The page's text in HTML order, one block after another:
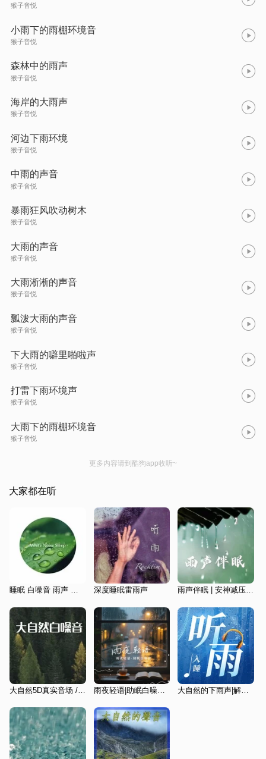
猴子音悦
小雨下的雨棚环境音
猴子音悦
森林中的雨声
猴子音悦
海岸的大雨声
猴子音悦
河边下雨环境
猴子音悦
中雨的声音
猴子音悦
暴雨狂风吹动树木
猴子音悦
大雨的声音
猴子音悦
大雨淅淅的声音
猴子音悦
瓢泼大雨的声音
猴子音悦
下大雨的噼里啪啦声
猴子音悦
打雷下雨环境声
猴子音悦
大雨下的雨棚环境音
猴子音悦
更多内容请到酷狗app收听~
大家都在听
睡眠 白噪音 雨声 自然森林氛围之声 深度睡眠雷雨声 雨声伴眠 | 安神减压助眠
大自然的下雨声|解压放松|深度催眠雨声